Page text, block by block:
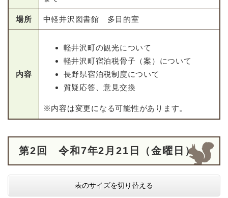
場所 中軽井沢図書館 多目的室
内容
軽井沢町の観光について
軽井沢町宿泊税骨子（案）について
長野県宿泊税制度について
質疑応答、意見交換
※内容は変更になる可能性があります。
第2回 令和7年2月21日（金曜日）
表のサイズを切り替える